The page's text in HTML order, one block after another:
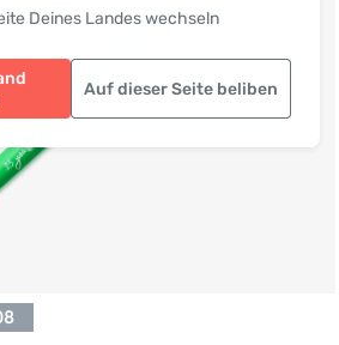
Deines Landes wechseln
Auf dieser Seite beliben